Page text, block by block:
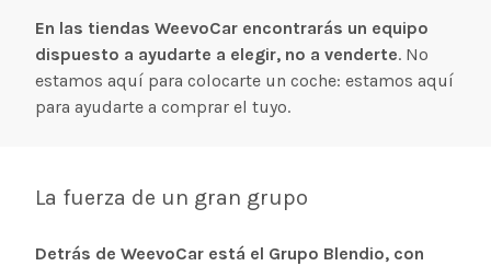
En las tiendas WeevoCar encontrarás un equipo
dispuesto a ayudarte a elegir, no a venderte. No
estamos aquí para colocarte un coche: estamos aquí
para ayudarte a comprar el tuyo.
La fuerza de un gran grupo
Detrás de WeevoCar está el Grupo Blendio, con